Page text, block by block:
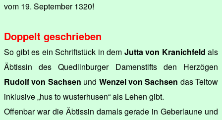
vom 19. September 1320!
Doppelt geschrieben
So gibt es ein Schriftstück in dem Jutta von Kranichfeld als
Äbtissin des Quedlinburger Damenstifts den Herzögen
Rudolf von Sachsen und Wenzel von Sachsen das Teltow
inklusive „hus to wusterhusen“ als Lehen gibt.
Offenbar war die Äbtissin damals gerade in Geberlaune und